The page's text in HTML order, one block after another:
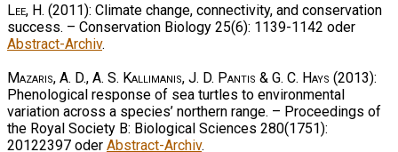
Lee, H. (2011): Climate change, connectivity, and conservation
success. – Conservation Biology 25(6): 1139-1142 oder
Abstract-Archiv.
Mazaris, A. D., A. S. Kallimanis, J. D. Pantis & G. C. Hays (2013):
Phenological response of sea turtles to environmental
variation across a species’ northern range. – Proceedings of
the Royal Society B: Biological Sciences 280(1751):
20122397 oder Abstract-Archiv.